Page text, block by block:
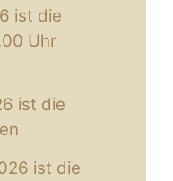
ist die
Uhr
ist die
ist die